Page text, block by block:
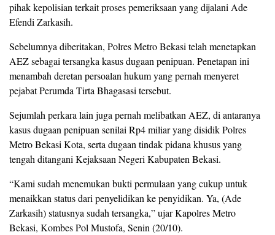
pihak kepolisian terkait proses pemeriksaan yang dijalani Ade
Efendi Zarkasih.
Sebelumnya diberitakan, Polres Metro Bekasi telah menetapkan
AEZ sebagai tersangka kasus dugaan penipuan. Penetapan ini
menambah deretan persoalan hukum yang pernah menyeret
pejabat Perumda Tirta Bhagasasi tersebut.
Sejumlah perkara lain juga pernah melibatkan AEZ, di antaranya
kasus dugaan penipuan senilai Rp4 miliar yang disidik Polres
Metro Bekasi Kota, serta dugaan tindak pidana khusus yang
tengah ditangani Kejaksaan Negeri Kabupaten Bekasi.
“Kami sudah menemukan bukti permulaan yang cukup untuk
menaikkan status dari penyelidikan ke penyidikan. Ya, (Ade
Zarkasih) statusnya sudah tersangka,” ujar Kapolres Metro
Bekasi, Kombes Pol Mustofa, Senin (20/10).